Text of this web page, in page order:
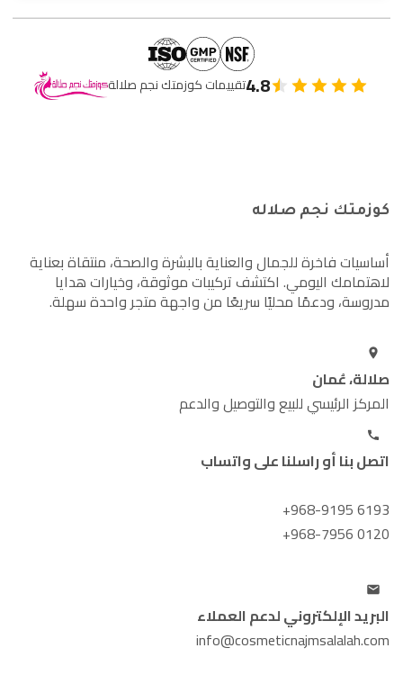
4.8تقييمات كوزمتك نجم صلالة
كوزمتك نجم صلاله
أساسيات فاخرة للجمال والعناية بالبشرة والصحة، منتقاة بعناية
لاهتمامك اليومي. اكتشف تركيبات موثوقة، وخيارات هدايا
مدروسة، ودعمًا محليًا سريعًا من واجهة متجر واحدة سهلة.
صلالة، عُمان
المركز الرئيسي للبيع والتوصيل والدعم
اتصل بنا أو راسلنا على واتساب
+968-9195 6193
+968-7956 0120
البريد الإلكتروني لدعم العملاء
info@cosmeticnajmsalalah.com